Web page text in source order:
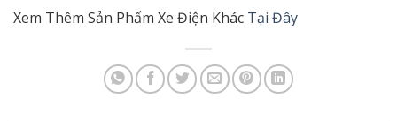
Xem Thêm Sản Phẩm Xe Điện Khác Tại Đây